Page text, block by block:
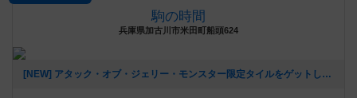
駒の時間
兵庫県加古川市米田町船頭624
[NEW] アタック・オブ・ジェリー・モンスター限定タイルをゲットしよう！（2018年04月23日 01時28分）